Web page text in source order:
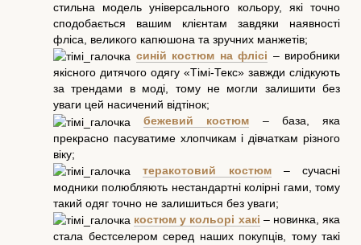
стильна модель універсального кольору, які точно
сподобається вашим клієнтам завдяки наявності
фліса, великого капюшона та зручних манжетів;
синій костюм на флісі – виробники
якісного дитячого одягу «Тімі-Текс» завжди слідкують
за трендами в моді, тому не могли залишити без
уваги цей насичений відтінок;
бежевий костюм
– база, яка
прекрасно пасуватиме хлопчикам і дівчаткам різного
віку;
теракотовий костюм– сучасні
модники полюбляють нестандартні колірні гами, тому
такий одяг точно не залишиться без уваги;
костюм у кольорі хакі – новинка, яка
стала бестселером серед наших покупців, тому такі